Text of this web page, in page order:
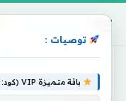
توصيات :
باقة متميزة VIP (كود: AA86842):